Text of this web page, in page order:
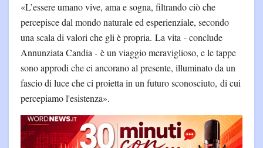
«L’essere umano vive, ama e sogna, filtrando ciò che
percepisce dal mondo naturale ed esperienziale, secondo
una scala di valori che gli è propria. La vita - conclude
Annunziata Candia - è un viaggio meraviglioso, e le tappe
sono approdi che ci ancorano al presente, illuminato da un
fascio di luce che ci proietta in un futuro sconosciuto, di cui
percepiamo l'esistenza».